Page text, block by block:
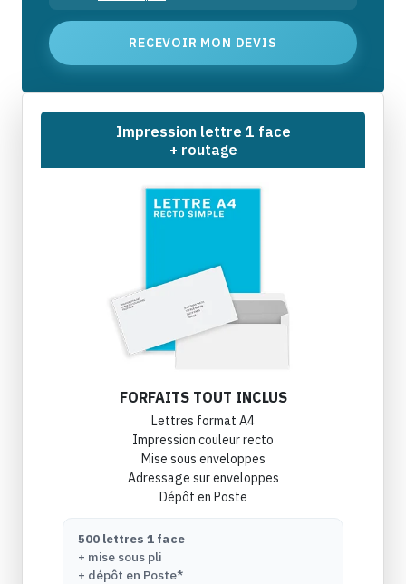
RECEVOIR MON DEVIS
Impression lettre 1 face
+ routage
FORFAITS TOUT INCLUS
Lettres format A4
Impression couleur recto
Mise sous enveloppes
Adressage sur enveloppes
Dépôt en Poste
500 lettres 1 face
+ mise sous pli
+ dépôt en Poste*